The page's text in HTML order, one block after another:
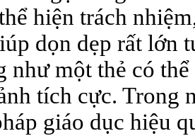
hiện trách
dọn dẹp rất lớn
như một thẻ có
tích cực. Trong
giáo dục hiệu